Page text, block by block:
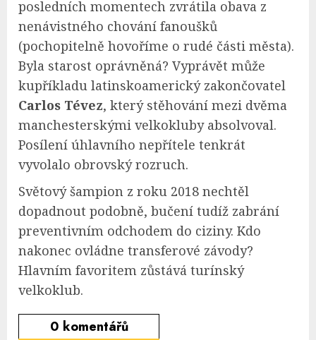
posledních momentech zvrátila obava z
nenávistného chování fanoušků
(pochopitelně hovoříme o rudé části města).
Byla starost oprávněná? Vyprávět může
kupříkladu latinskoamerický zakončovatel
Carlos Tévez, který stěhování mezi dvěma
manchesterskými velkokluby absolvoval.
Posílení úhlavního nepřítele tenkrát
vyvolalo obrovský rozruch.
Světový šampion z roku 2018 nechtěl
dopadnout podobně, bučení tudíž zabrání
preventivním odchodem do ciziny. Kdo
nakonec ovládne transferové závody?
Hlavním favoritem zůstává turínský
velkoklub.
0 komentářů